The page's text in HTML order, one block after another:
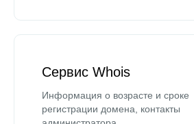
Сервис Whois
Информация о возрасте и сроке
регистрации домена, контакты